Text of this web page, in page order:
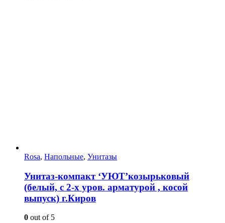
Rosa, Напольные, Унитазы
Унитаз-компакт ‘УЮТ’козырьковый
(белый, с 2-х уров. арматурой , косой
выпуск) г.Киров
0 out of 5